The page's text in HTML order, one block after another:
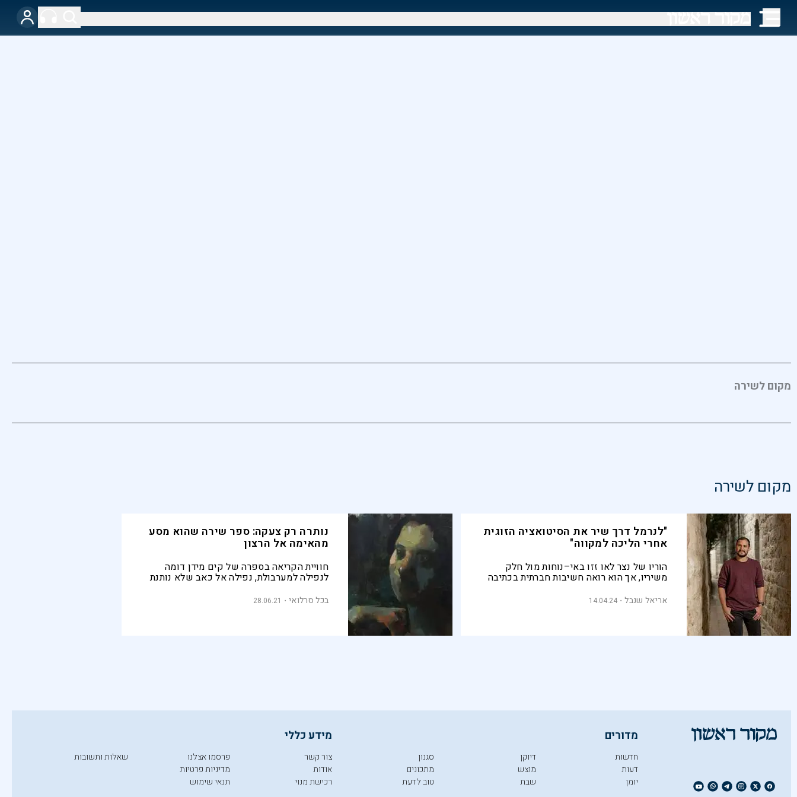
מקום לשירה
מקום לשירה
"לנרמל דרך שיר את הסיטואציה הזוגית
אחרי הליכה למקווה"
הוריו של נצר לאו זזו באי–נוחות מול חלק
משיריו, אך הוא רואה חשיבות חברתית בכתיבה
הנידה. יחד עם זאת, שירה בפייסבוק נראית לו
אריאל שנבל 14.04.24
נותרה רק צעקה: ספר שירה שהוא מסע
מהאימה אל הרצון
חוויית הקריאה בספרה של קים מידן דומה
לנפילה למערבולת, נפילה אל כאב שלא נותנת
כל שנותר הוא הצעקה שבקרביים
בכל סרלואי 28.06.21
מדורים
חדשות
דעות
יומן
דיוקן
מוצש
שבת
סגנון
מתכונים
טוב לדעת
מידע כללי
צור קשר
אודות
רכישת מנוי
פרסמו אצלנו
מדיניות פרטיות
תנאי שימוש
שאלות ותשובות